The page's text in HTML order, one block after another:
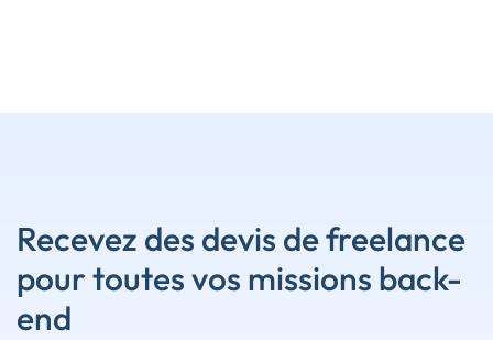
Recevez des devis de freelance
pour toutes vos missions back-
end